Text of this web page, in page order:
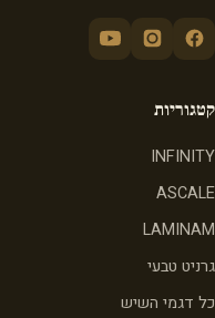
קטגוריות
INFINITY
ASCALE
LAMINAM
גרניט טבעי
כל דגמי השיש